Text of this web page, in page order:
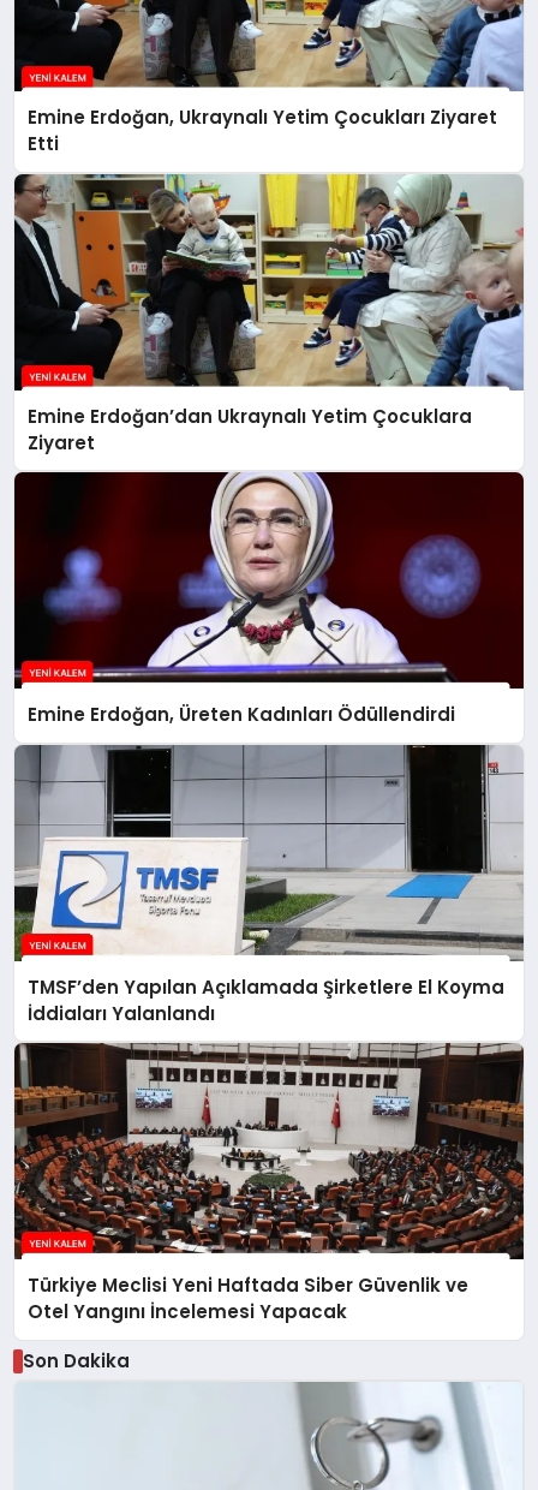
Emine Erdoğan, Ukraynalı Yetim Çocukları Ziyaret
Etti
Emine Erdoğan’dan Ukraynalı Yetim Çocuklara
Ziyaret
Emine Erdoğan, Üreten Kadınları Ödüllendirdi
TMSF’den Yapılan Açıklamada Şirketlere El Koyma
İddiaları Yalanlandı
Türkiye Meclisi Yeni Haftada Siber Güvenlik ve
Otel Yangını İncelemesi Yapacak
Son Dakika